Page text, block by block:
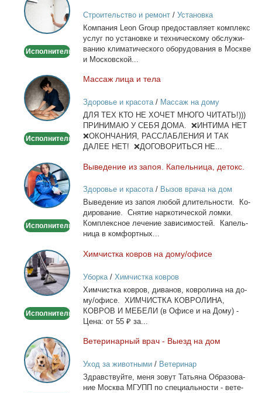
кондиционеров
в
Москве
Исполнитель
Строительство и ремонт/ Установка
кондиционеров
Ком­па­ния Leon Group предо­став­ля­ет ком­плекс
услуг по уста­нов­ке и тех­ни­че­ско­му об­слу­жи­
ва­нию кли­ма­ти­че­ско­го обо­ру­до­ва­ния в Москве
и Мос­ков­ской...
Массаж
лица
и
тела
Исполнитель
Мас­саж ли­ца и те­ла
Здоровье и красота/ Массаж на дому
ДЛЯ ТЕХ КТО НЕ ХОЧЕТ МНОГО ЧИТАТЬ!)))
ПРИНИМАЮ У СЕБЯ ДОМА. ❌ИНТИМА НЕТ
❌ОКОНЧАНИЯ, РАССЛАБЛЕНИЯ И ТАК
ДАЛЕЕ НЕТ! ❌ДОГОВОРИТЬСЯ НЕ...
Выведение
из
запоя.
Капельница,
Исполнитель
Вы­ве­де­ние из за­поя. Ка­пель­ни­ца, де­токс.
Здоровье и красота/ Вызов врача на дом
Вы­ве­де­ние из за­поя лю­бой дли­тель­но­сти. Ко­
ди­ро­ва­ние. Сня­тие нар­ко­ти­че­ской лом­ки.
Ком­плекс­ное ле­че­ние за­ви­си­мо­стей. Ка­пель­
ни­ца в ком­форт­ных...
Химчистка
ковров
на
дому/
Исполнитель
Хим­чист­ка ков­ров на до­му/офи­се
Уборка/ Химчистка ковров
Хим­чист­ка ков­ров, ди­ва­нов, ков­ро­ли­на на до­
му/офи­се. ХИМЧИСТКА КОВРОЛИНА,
КОВРОВ И МЕБЕЛИ (в Офи­се и на До­му) -
Це­на: от 55 ₽ за...
Ветеринарный
врач
-
Выезд
Ве­те­ри­нар­ный врач - Вы­езд на дом
Уход за животными/ Ветеринар
Здрав­ствуй­те, ме­ня зо­вут Та­тья­на Об­ра­зо­ва­
ние Москва МГУПП по спе­ци­аль­но­сти - ве­те­